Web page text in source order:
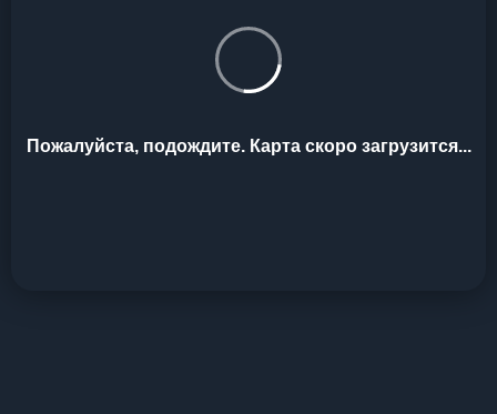
Пожалуйста, подождите. Карта скоро загрузится...